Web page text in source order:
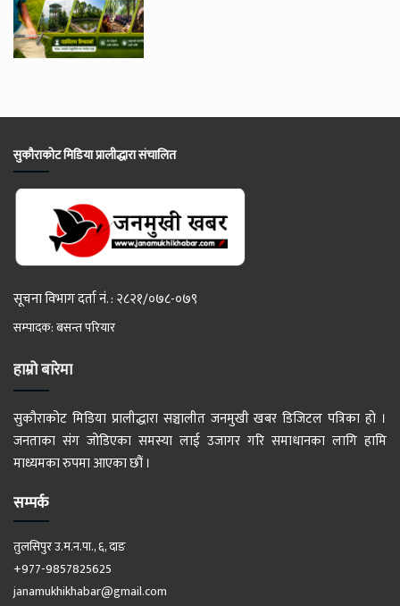
सुकौराकोट मिडिया प्रालीद्धारा संचालित
सूचना विभाग दर्ता नं. : २८२१/०७८-०७९
सम्पादक: बसन्त परियार
हाम्रो बारेमा
सुकौराकोट मिडिया प्रालीद्धारा सञ्चालीत जनमुखी खबर डिजिटल पत्रिका हो ।
जनताका संग जोडिएका समस्या लाई उजागर गरि समाधानका लागि हामि
माध्यमका रुपमा आएका छौं ।
सम्पर्क
तुलसिपुर उ.म.न.पा., ६, दाङ
+977-9857825625
janamukhikhabar@gmail.com